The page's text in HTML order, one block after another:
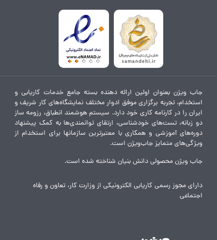
جاب ویژن بعنوان اولین ارائه دهنده بسته جامع خدمات کاریابی و
استخدام، تجربه برگزاری موفق ادوار مختلف نمایشگاه‌های کار شریف و
ایران را در کارنامه کاری خود دارد. سیستم هوشمند انطباق، رزومه ساز
دو زبانه، تست‌های خودشناسی، ارتقای توانمندی‌ها به کمک پیشنهاد
دوره‌های آموزشی و همکاری با معتبرترین سازمانها برای استخدام از
ویژگی‌های متمایز جاب‌ویژن است.
جاب ویژن محصولی دانش بنیان شناخته شده است.
دارای مجوز رسمی کاریابی الکترونیکی از وزارت کار، تعاون و رفاه
اجتماعی